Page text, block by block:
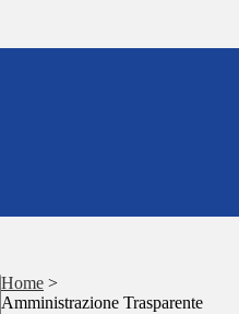
Home >
Amministrazione Trasparente